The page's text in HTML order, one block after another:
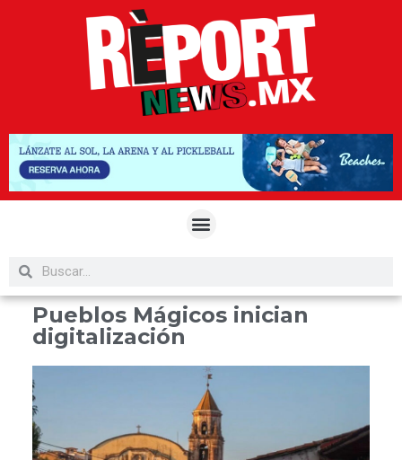
Pueblos Mágicos inician
digitalización